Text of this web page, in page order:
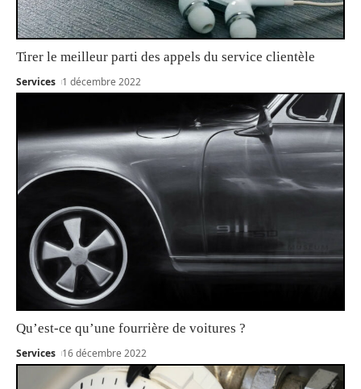
Tirer le meilleur parti des appels du service clientèle
Services 1 décembre 2022
Qu’est-ce qu’une fourrière de voitures ?
Services 16 décembre 2022